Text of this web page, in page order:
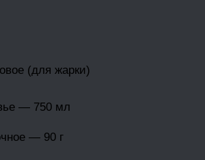
(для жарки)
— 750 мл
— 90 г